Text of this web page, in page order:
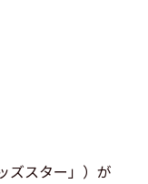
ズスター」）が